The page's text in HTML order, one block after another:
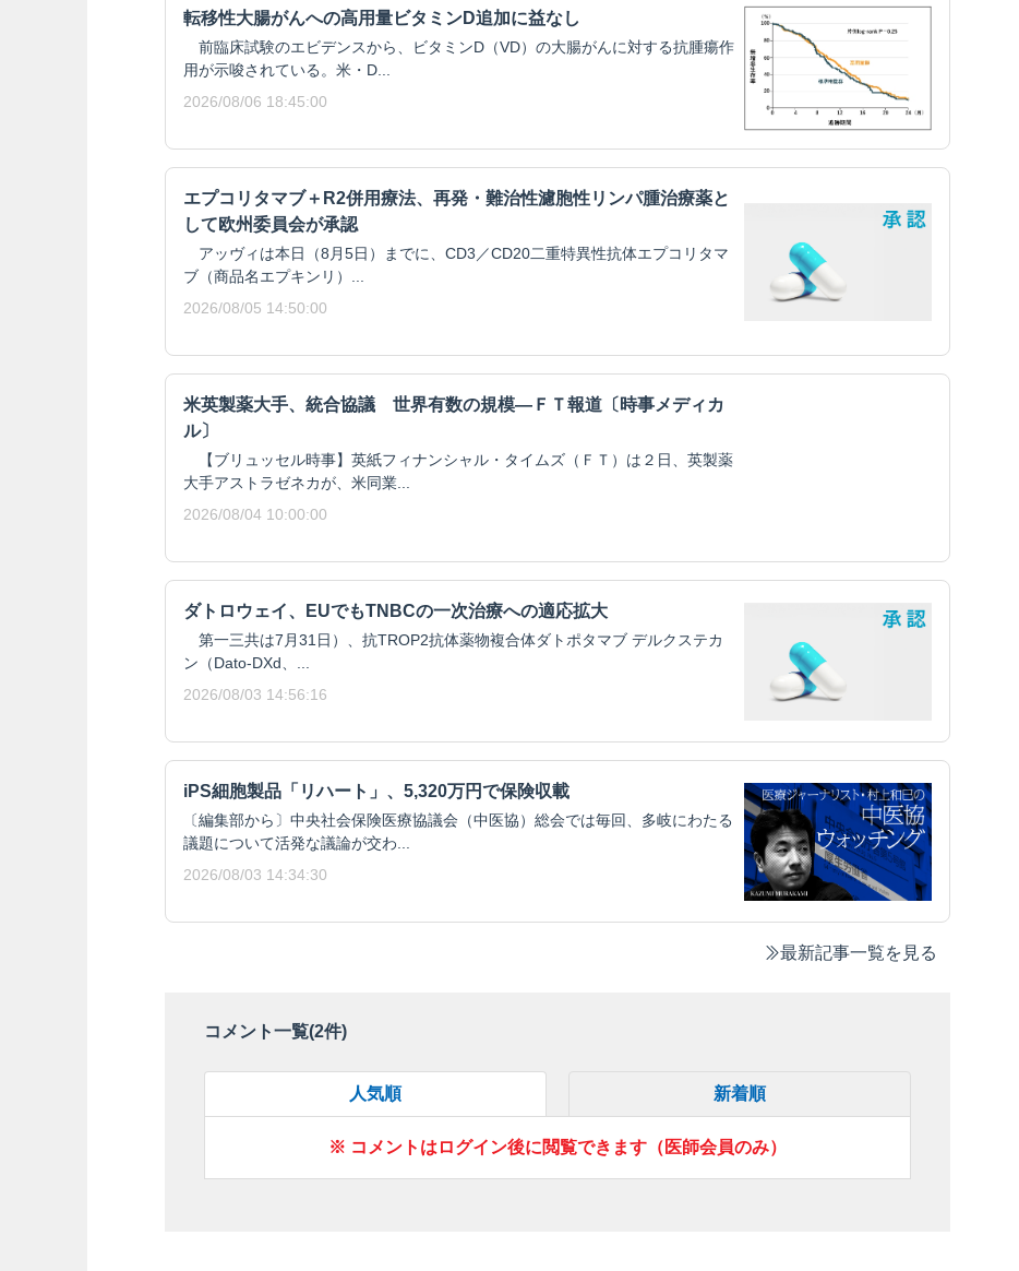
転移性大腸がんへの高用量ビタミンD追加に益なし
前臨床試験のエビデンスから、ビタミンD（VD）の大腸がんに対する抗腫瘍作
用が示唆されている。米・D...
2026/08/06 18:45:00
エプコリタマブ＋R2併用療法、再発・難治性濾胞性リンパ腫治療薬と
して欧州委員会が承認
アッヴィは本日（8月5日）までに、CD3／CD20二重特異性抗体エプコリタマ
ブ（商品名エプキンリ）...
2026/08/05 14:50:00
米英製薬大手、統合協議 世界有数の規模―ＦＴ報道〔時事メディカ
ル〕
【ブリュッセル時事】英紙フィナンシャル・タイムズ（ＦＴ）は２日、英製薬
大手アストラゼネカが、米同業...
2026/08/04 10:00:00
ダトロウェイ、EUでもTNBCの一次治療への適応拡大
第一三共は7月31日）、抗TROP2抗体薬物複合体ダトポタマブ デルクステカ
ン（Dato-DXd、...
2026/08/03 14:56:16
iPS細胞製品「リハート」、5,320万円で保険収載
〔編集部から〕中央社会保険医療協議会（中医協）総会では毎回、多岐にわたる
議題について活発な議論が交わ...
2026/08/03 14:34:30
最新記事一覧を見る
コメント一覧(2件)
人気順 新着順
※ コメントはログイン後に閲覧できます（医師会員のみ）